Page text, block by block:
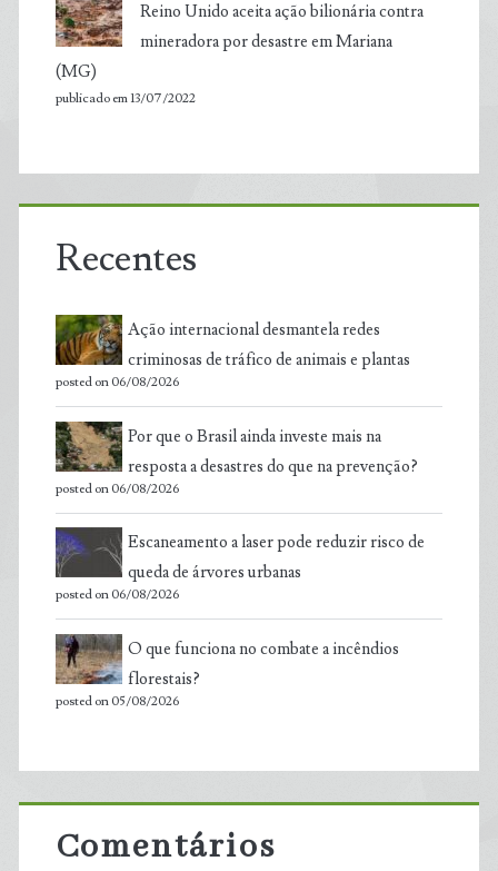
Reino Unido aceita ação bilionária contra
mineradora por desastre em Mariana
(MG)
publicado em 13/07/2022
Recentes
Ação internacional desmantela redes
criminosas de tráfico de animais e plantas
posted on 06/08/2026
Por que o Brasil ainda investe mais na
resposta a desastres do que na prevenção?
posted on 06/08/2026
Escaneamento a laser pode reduzir risco de
queda de árvores urbanas
posted on 06/08/2026
O que funciona no combate a incêndios
florestais?
posted on 05/08/2026
Comentários